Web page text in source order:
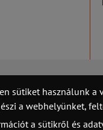
nyilatkozat
sütiket használunk
a webhelyünket,
a sütikről és